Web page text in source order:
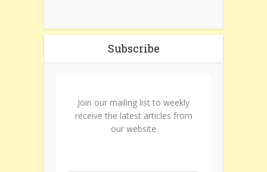
Subscribe
Join our mailing list to weekly
receive the latest articles from
our website